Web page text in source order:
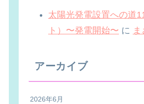
太陽光発電設置への道
ト）〜発電開始〜 に
アーカイブ
2026年6月